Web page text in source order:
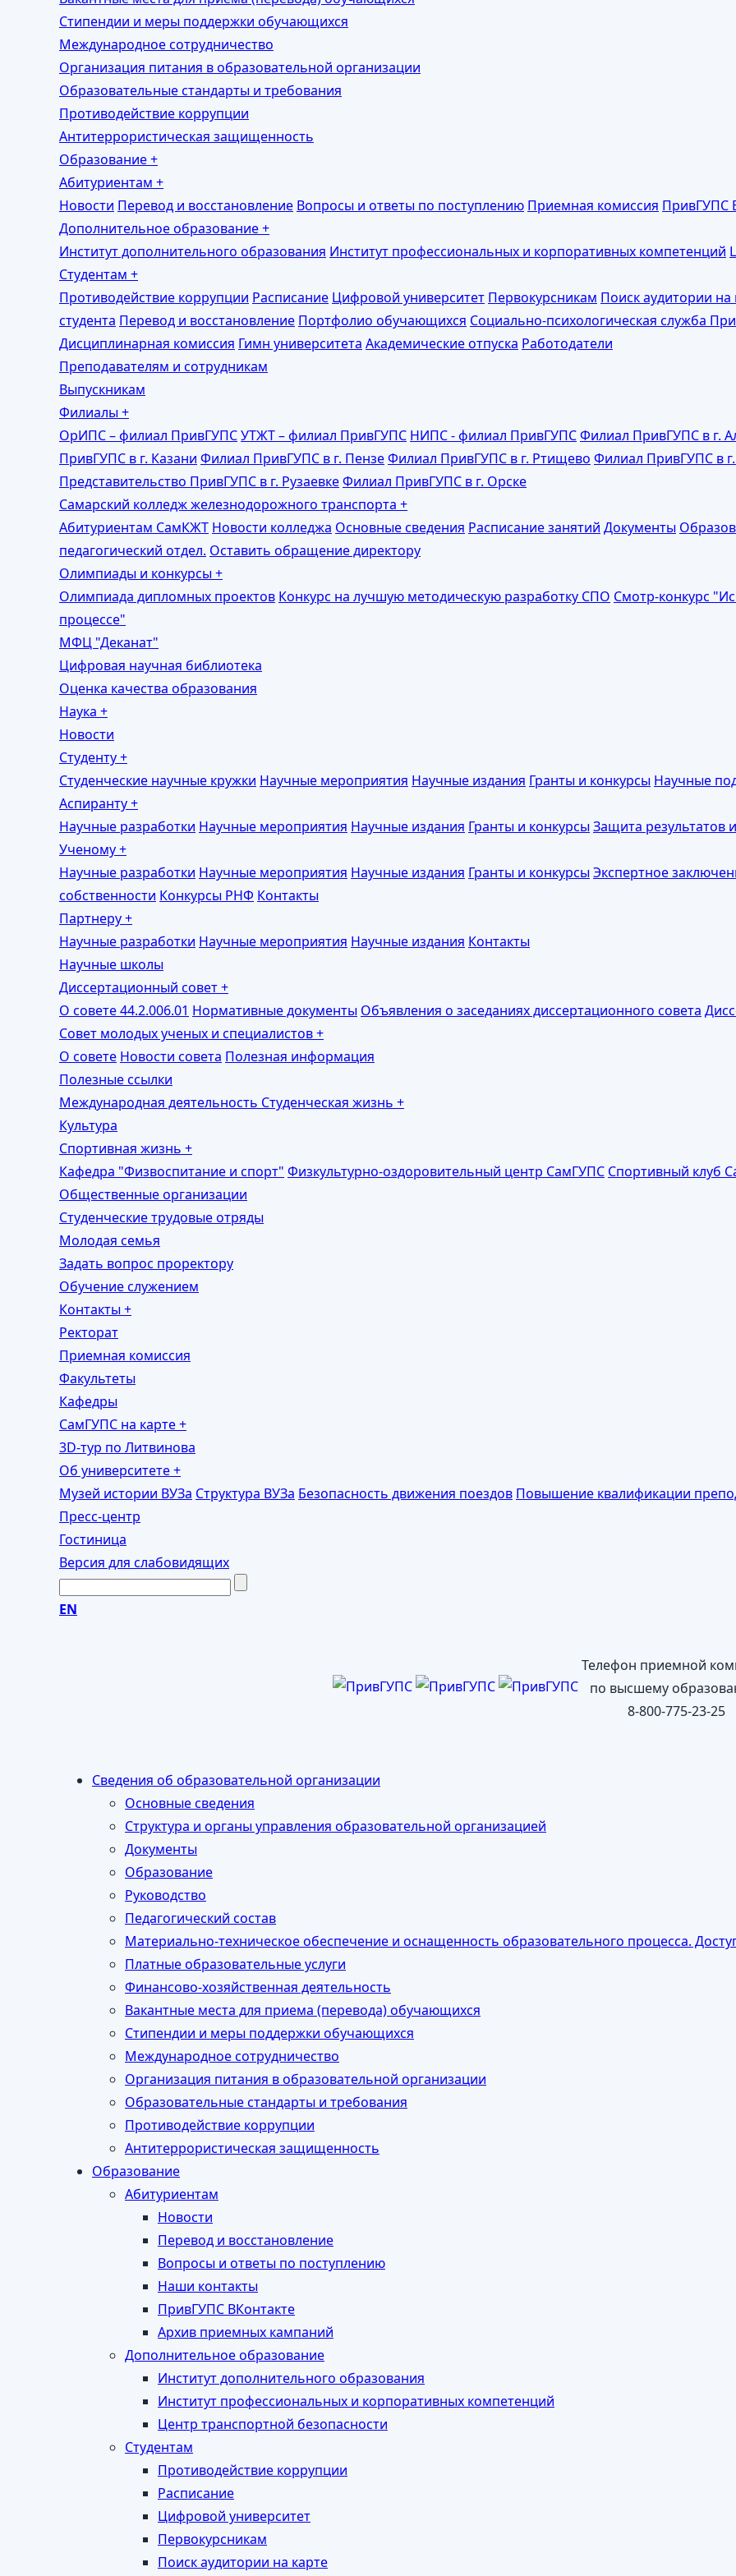
Стипендии и меры поддержки обучающихся
Международное сотрудничество
Организация питания в образовательной организации
Образовательные стандарты и требования
Противодействие коррупции
Антитеррористическая защищенность
Образование+
Абитуриентам +
Новости Перевод и восстановление Вопросы и ответы по поступлению Приемная комиссия ПривГУПС
Дополнительное образование+
Институт дополнительного образования Институт профессиональных и корпоративных компетенций
Студентам +
Противодействие коррупции Расписание Цифровой университет Первокурсникам Поиск аудитории на
студента Перевод и восстановление Портфолио обучающихся Социально-психологическая служба
Дисциплинарная комиссия Гимн университета Академические отпуска Работодатели
Преподавателям и сотрудникам
Выпускникам
Филиалы+
ОрИПС – филиал ПривГУПСУТЖТ – филиал ПривГУПС НИПС - филиал ПривГУПСФилиал ПривГУПС в г.
ПривГУПС в г. Казани Филиал ПривГУПС в г. ПензеФилиал ПривГУПС в г. Ртищево Филиал ПривГУПС в
Представительство ПривГУПС в г. РузаевкеФилиал ПривГУПС в г. Орске
Самарский колледж железнодорожного транспорта +
Абитуриентам СамКЖТ Новости колледжа Основные сведения Расписание занятий Документы
педагогический отдел. Оставить обращение директору
Олимпиады и конкурсы+
Олимпиада дипломных проектов Конкурс на лучшую методическую разработку СПО Смотр-конкурс
процессе"
МФЦ "Деканат"
Цифровая научная библиотека
Оценка качества образования
Наука +
Новости
Студенту+
Студенческие научные кружки Научные мероприятия Научные издания Гранты и конкурсы Научные
Аспиранту+
Научные разработки Научные мероприятия Научные издания Гранты и конкурсыЗащита результатов
Ученому+
Научные разработки Научные мероприятия Научные издания Гранты и конкурсыЭкспертное
собственности Конкурсы РНФ Контакты
Партнеру+
Научные разработки Научные мероприятия Научные издания Контакты
Научные школы
Диссертационный совет+
О совете 44.2.006.01 Нормативные документы Объявления о заседаниях диссертационного совета
Совет молодых ученых и специалистов+
О совете Новости совета Полезная информация
Полезные ссылки
Международная деятельность Студенческая жизнь +
Культура
Спортивная жизнь +
Кафедра "Физвоспитание и спорт" Физкультурно-оздоровительный центр СамГУПС Спортивный клуб
Общественные организации
Студенческие трудовые отряды
Молодая семья
Задать вопрос проректору
Обучение служением
Контакты+
Ректорат
Приемная комиссия
Факультеты
Кафедры
СамГУПС на карте+
3D-тур по Литвинова
Об университете+
Музей истории ВУЗа Структура ВУЗа Безопасность движения поездов Повышение квалификации
Пресс-центр
Гостиница
Версия для слабовидящих
EN
Телефон приемной
по высшему
8-800-775-23-25
Сведения об образовательной организации
Основные сведения
Структура и органы управления образовательной организацией
Документы
Образование
Руководство
Педагогический состав
Материально-техническое обеспечение и оснащенность образовательного процесса.
Платные образовательные услуги
Финансово-хозяйственная деятельность
Вакантные места для приема (перевода) обучающихся
Стипендии и меры поддержки обучающихся
Международное сотрудничество
Организация питания в образовательной организации
Образовательные стандарты и требования
Противодействие коррупции
Антитеррористическая защищенность
Образование
Абитуриентам
Новости
Перевод и восстановление
Вопросы и ответы по поступлению
Наши контакты
ПривГУПС ВКонтакте
Архив приемных кампаний
Дополнительное образование
Институт дополнительного образования
Институт профессиональных и корпоративных компетенций
Центр транспортной безопасности
Студентам
Противодействие коррупции
Расписание
Цифровой университет
Первокурсникам
Поиск аудитории на карте